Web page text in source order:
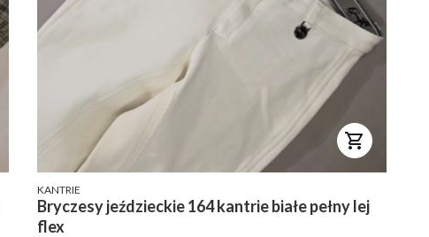
PRODUCENT
KANTRIE
Bryczesy jeździeckie 164 kantrie białe pełny lej
flex